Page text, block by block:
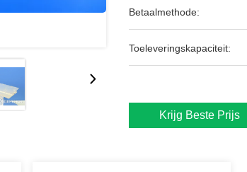
Betaalmethode:
Toeleveringskapaciteit:
Krijg Beste Prijs